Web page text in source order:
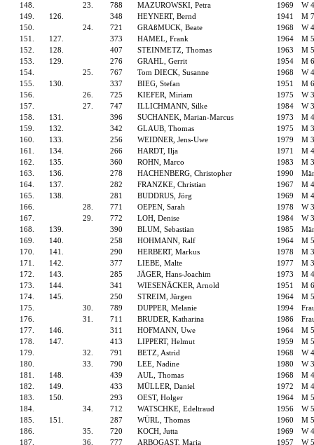
148.
23. 788 MAZUROWSKI, Petra 1969
W
149.
126. 348 HEYNERT, Bernd 1941
M
150.
24. 721 GRAßMUCK, Beate 1968
W
151.
127. 373 HAMEL, Frank 1964
M
152.
128. 407 STEINMETZ, Thomas 1963
M
153.
129. 276 GRAHL, Gerrit 1954
M
154.
25. 767 Tom DIECK, Susanne 1968
W
155.
130. 337 BIEG, Stefan 1951
M
156.
26. 725 KIEFER, Miriam 1975
W
157.
27. 747 ILLICHMANN, Silke 1984
W
158.
131. 396 SUCHANEK, Marian-Marcus 1973
M
159.
132. 342 GLAUB, Thomas 1975
M
160.
133. 256 WEIDNER, Jens-Uwe 1979
M
161.
134. 266 HARDT, Ilja 1971
M
162.
135. 360 ROHN, Marco 1983
M
163.
136. 278 HACHENBERG, Christopher 1990
164.
137. 282 FRANZKE, Christian 1967
M
165.
138. 281 BUDDRUS, Jörg 1969
M
166.
28. 771 OEPEN, Sarah 1978
W
167.
29. 772 LOH, Denise 1984
W
168.
139. 390 BLUM, Sebastian 1985
169.
140. 258 HOHMANN, Ralf 1964
M
170.
141. 290 HERBERT, Markus 1978
M
171.
142. 377 LIEBE, Malte 1977
M
172.
143. 285 JÄGER, Hans-Joachim 1973
M
173.
144. 341 WIESENÄCKER, Arnold 1951
M
174.
145. 250 STREIM, Jürgen 1964
M
175.
30. 789 DUPPER, Melanie 1994
176.
31. 711 BRUDER, Katharina 1986
177.
146. 311 HOFMANN, Uwe 1964
M
178.
147. 413 LIPPERT, Helmut 1959
M
179.
32. 791 BETZ, Astrid 1968
W
180.
33. 790 LEE, Nadine 1980
W
181.
148. 439 AUL, Thomas 1968
M
182.
149. 433 MÜLLER, Daniel 1972
M
183.
150. 293 OEST, Holger 1964
M
184.
34. 712 WATSCHKE, Edeltraud 1956
W
185.
151. 287 WÜRL, Thomas 1960
M
186.
35. 720 KOCH, Jutta 1969
W
187.
36. 777 ARBOGAST, Maria 1957 W